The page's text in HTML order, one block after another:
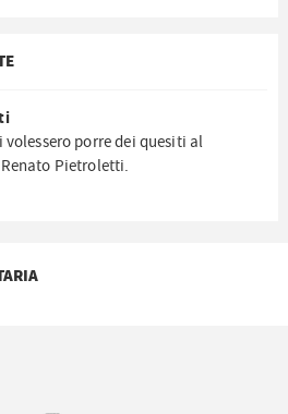
porre dei quesiti al
Renato Pietroletti.